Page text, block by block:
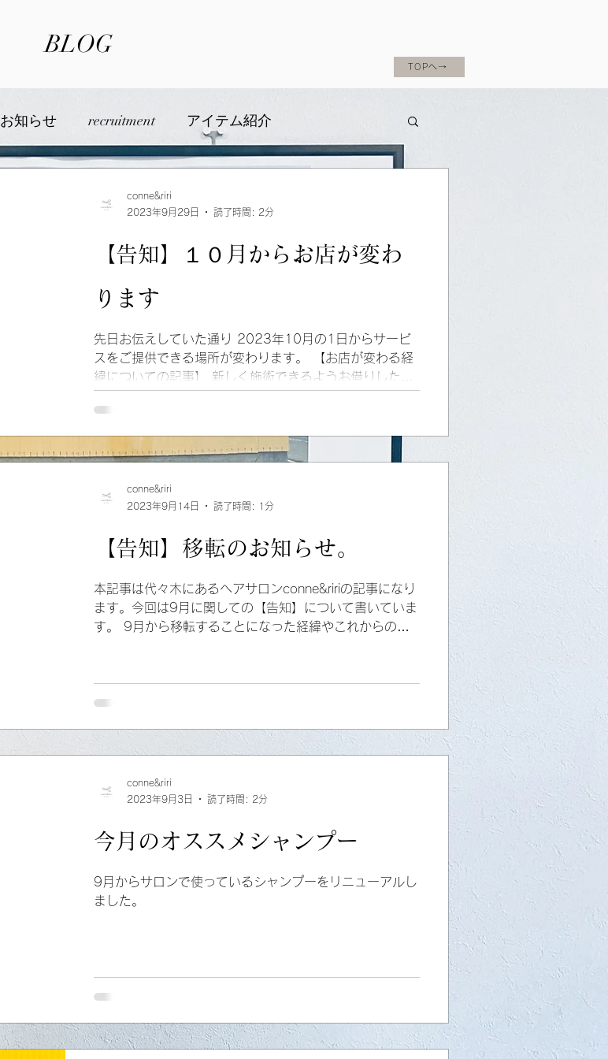
BLOG
TOPへ→
お知らせ recruitment アイテム紹介
【告知】１０月からお店が変わ
ります
先日お伝えしていた通り 2023年10月の1日からサービ
スをご提供できる場所が変わります。 【お店が変わる経
緯についての記事】 新しく施術できるようお借りした場
とになりました。 こんな感じで緑と光が調和する...
conne&riri
2023年9月29日
読了時間: 2分
【告知】移転のお知らせ。
本記事は代々木にあるヘアサロンconne&ririの記事になり
ます。今回は9月に関しての【告知】について書いていま
す。 9月から移転することになった経緯やこれからのご
conne&riri
2023年9月14日
読了時間: 1分
今月のオススメシャンプー
9月からサロンで使っているシャンプーをリニューアルし
ました。
conne&riri
2023年9月3日
読了時間: 2分